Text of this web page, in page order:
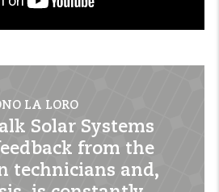
LA LORO
Solar Systems
from the
technicians and,